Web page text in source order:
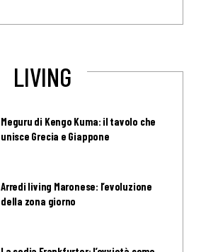
LIVING
Meguru di Kengo Kuma: il tavolo che
unisce Grecia e Giappone
Arredi living Maronese: l’evoluzione
della zona giorno